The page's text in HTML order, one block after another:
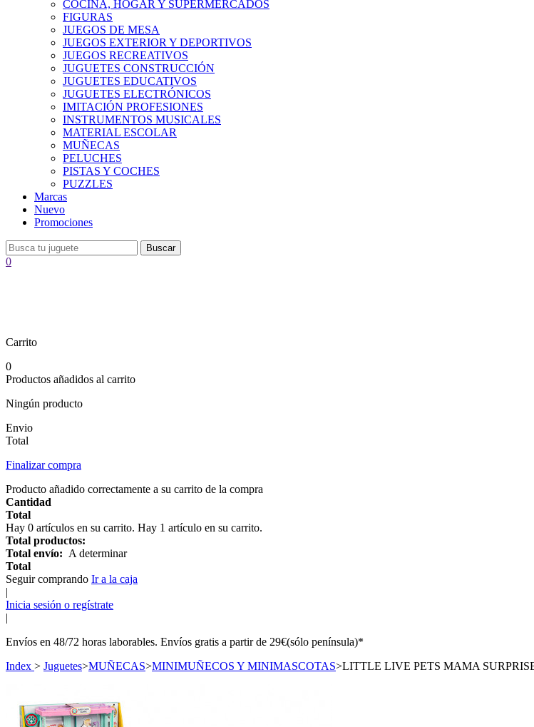
COCINA, HOGAR Y SUPERMERCADOS
FIGURAS
JUEGOS DE MESA
JUEGOS EXTERIOR Y DEPORTIVOS
JUEGOS RECREATIVOS
JUGUETES CONSTRUCCIÓN
JUGUETES EDUCATIVOS
JUGUETES ELECTRÓNICOS
IMITACIÓN PROFESIONES
INSTRUMENTOS MUSICALES
MATERIAL ESCOLAR
MUÑECAS
PELUCHES
PISTAS Y COCHES
PUZZLES
Marcas
Nuevo
Promociones
Buscar
0
Carrito
0
Productos añadidos al carrito
Ningún producto
Envio
Total
Finalizar compra
Producto añadido correctamente a su carrito de la compra
Cantidad
Total
Hay 0 artículos en su carrito. Hay 1 artículo en su carrito.
Total productos:
Total envío: A determinar
Total
Seguir comprando Ir a la caja
|
Inicia sesión o regístrate
|
Envíos en 48/72 horas laborables. Envíos gratis a partir de 29€(sólo península)*
Index > Juguetes>MUÑECAS>MINIMUÑECOS Y MINIMASCOTAS>LITTLE LIVE PETS MAMA